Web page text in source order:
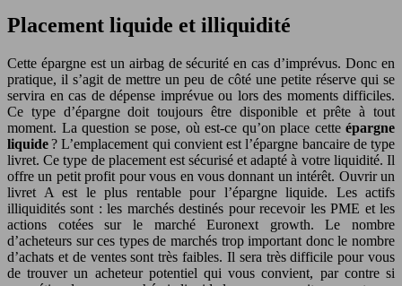
Placement liquide et illiquidité
Cette épargne est un airbag de sécurité en cas d’imprévus. Donc en
pratique, il s’agit de mettre un peu de côté une petite réserve qui se
servira en cas de dépense imprévue ou lors des moments difficiles.
Ce type d’épargne doit toujours être disponible et prête à tout
moment. La question se pose, où est-ce qu’on place cette épargne
liquide? L’emplacement qui convient est l’épargne bancaire de type
livret. Ce type de placement est sécurisé et adapté à votre liquidité. Il
offre un petit profit pour vous en vous donnant un intérêt. Ouvrir un
livret A est le plus rentable pour l’épargne liquide. Les actifs
illiquidités sont : les marchés destinés pour recevoir les PME et les
actions cotées sur le marché Euronext growth. Le nombre
d’acheteurs sur ces types de marchés trop important donc le nombre
d’achats et de ventes sont très faibles. Il sera très difficile pour vous
de trouver un acheteur potentiel qui vous convient, par contre si